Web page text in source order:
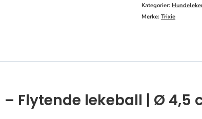
–
Flytende
Kategorier:
Merke:Trixie
– Flytende lekeball | Ø 4,5